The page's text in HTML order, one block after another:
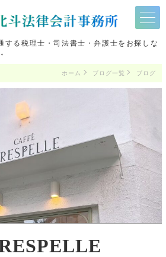
する税理士・司法書士・弁護士をお探しな
ホーム ブログ一覧 ブログ